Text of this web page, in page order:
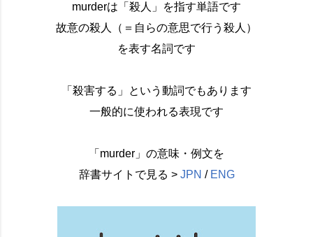
murderは「殺人」を指す単語です
故意の殺人（＝自らの意思で行う殺人）
を表す名詞です
「殺害する」という動詞でもあります
一般的に使われる表現です
「murder」の意味・例文を
辞書サイトで見る > JPN / ENG